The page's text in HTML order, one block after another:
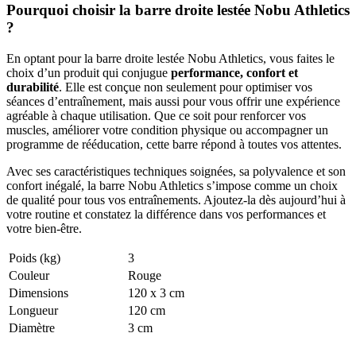
Pourquoi choisir la barre droite lestée Nobu Athletics
?
En optant pour la barre droite lestée Nobu Athletics, vous faites le
choix d’un produit qui conjugue performance, confort et
durabilité. Elle est conçue non seulement pour optimiser vos
séances d’entraînement, mais aussi pour vous offrir une expérience
agréable à chaque utilisation. Que ce soit pour renforcer vos
muscles, améliorer votre condition physique ou accompagner un
programme de rééducation, cette barre répond à toutes vos attentes.
Avec ses caractéristiques techniques soignées, sa polyvalence et son
confort inégalé, la barre Nobu Athletics s’impose comme un choix
de qualité pour tous vos entraînements. Ajoutez-la dès aujourd’hui à
votre routine et constatez la différence dans vos performances et
votre bien-être.
Poids (kg)
3
Couleur
Rouge
Dimensions
120 x 3 cm
Longueur
120 cm
Diamètre
3 cm